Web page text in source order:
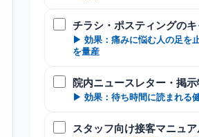
チラシ・ポスティングの
▶ 効果：痛みに悩む人の足を
を量産
院内ニュースレター・掲
▶ 効果：待ち時間に読まれる
スタッフ向け接客マニュ